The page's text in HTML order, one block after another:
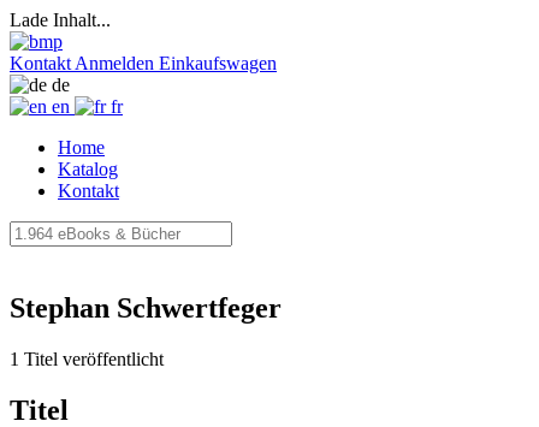
Lade Inhalt...
Kontakt Anmelden Einkaufswagen
de
en
fr
Home
Katalog
Kontakt
Stephan Schwertfeger
1 Titel veröffentlicht
Titel